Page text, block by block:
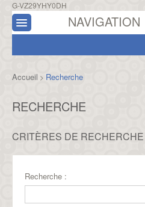
G-VZ29YHY0DH
NAVIGATION
Accueil > Recherche
RECHERCHE
CRITÈRES DE RECHERCHE
Recherche :